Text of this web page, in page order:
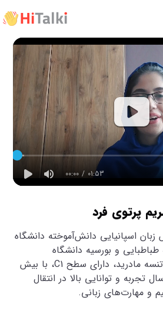
00:00 / 01:53
پرتوی فرد
اسپانیایی دانش‌آموخته دانشگاه
طباطبایی و بورسیه دانشگاه
کمپلوتنسه مادرید، دارای سطح C1، با بیش
۸ سال تجربه و توانایی بالا در انتقال
و مهارت‌های زبانی.